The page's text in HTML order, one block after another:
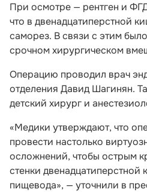
При осмотре — рентген и
что в двенадцатиперстной
саморез. В связи с этим
срочном хирургическом
Операцию проводил врач
отделения Давид Шагинян.
детский хирург и
«Медики утверждают, что
провести настолько
осложнений, чтобы острым
стенки двенадцатиперстной
пищевода», — уточнили в